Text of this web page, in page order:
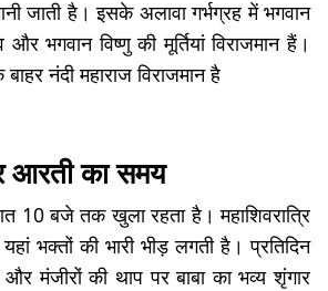
जाती है। इसके अलावा गर्भग्रह में भगवान
और भगवान विष्णु की मूर्तियां विराजमान हैं।
नंदी महाराज विराजमान है
का समय
10 बजे तक खुला रहता है। महाशिवरात्रि
भक्तों की भारी भीड़ लगती है। प्रतिदिन
मंजीरों की थाप पर बाबा का भव्य शृंगार